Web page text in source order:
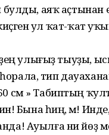
булды, аяҡ
киҫәген ул ҡат-
улығыҙ тыуҙы,
тип
см » Табиптың
Бына һиңә, мә!
Ауылға ни йөҙ